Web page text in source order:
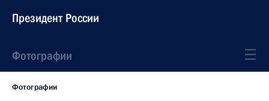
Президент России
Фотографии
Фотографии